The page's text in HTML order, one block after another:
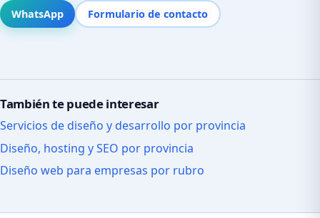
WhatsApp Formulario de contacto
También te puede interesar
Servicios de diseño y desarrollo por provincia
Diseño, hosting y SEO por provincia
Diseño web para empresas por rubro